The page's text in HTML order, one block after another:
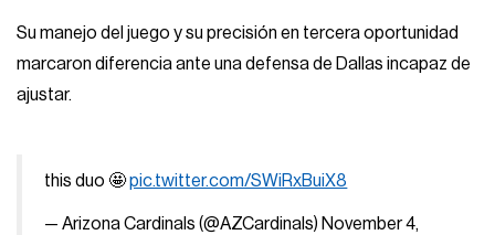
Su manejo del juego y su precisión en tercera oportunidad
marcaron diferencia ante una defensa de Dallas incapaz de
ajustar.
this duo 🤩pic.twitter.com/SWiRxBuiX8
— Arizona Cardinals (@AZCardinals) November 4,